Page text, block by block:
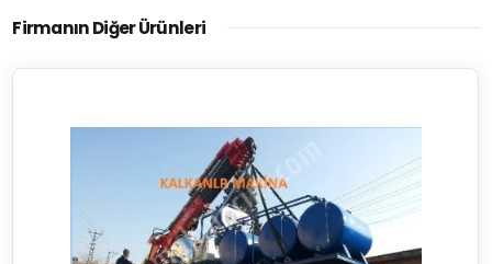
Firmanın Diğer Ürünleri